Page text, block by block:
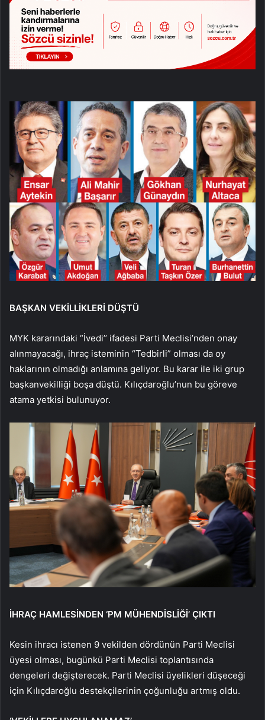
BAŞKAN VEKİLLİKLERİ DÜŞTÜ
MYK kararındaki “İvedi’’ ifadesi Parti Meclisi’nden onay
alınmayacağı, ihraç isteminin “Tedbirli” olması da oy
haklarının olmadığı anlamına geliyor. Bu karar ile iki grup
başkanvekilliği boşa düştü. Kılıçdaroğlu’nun bu göreve
atama yetkisi bulunuyor.
İHRAÇ HAMLESİNDEN ‘PM MÜHENDİSLİĞİ’ ÇIKTI
Kesin ihracı istenen 9 vekilden dördünün Parti Meclisi
üyesi olması, bugünkü Parti Meclisi toplantısında
dengeleri değişterecek. Parti Meclisi üyelikleri düşeceği
için Kılıçdaroğlu destekçilerinin çoğunluğu artmış oldu.